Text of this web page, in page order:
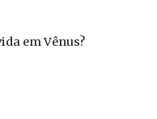
em Vênus?